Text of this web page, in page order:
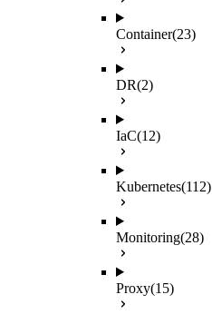
Container(23)
DR(2)
IaC(12)
Kubernetes(112)
Monitoring(28)
Proxy(15)